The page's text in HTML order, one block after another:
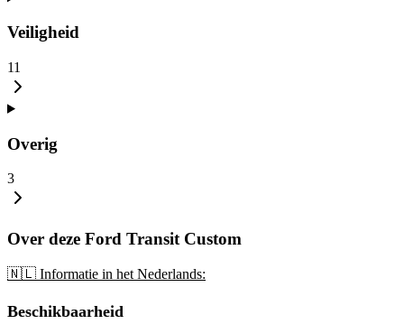
Veiligheid
11
Overig
3
Over deze Ford Transit Custom
🇳🇱 Informatie in het Nederlands:
Beschikbaarheid